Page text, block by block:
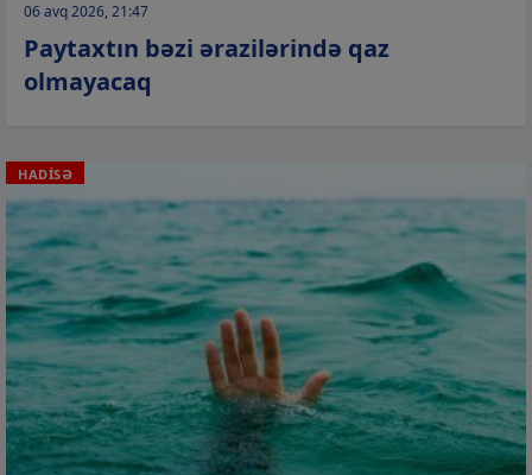
06 avq 2026, 21:47
Paytaxtın bəzi ərazilərində qaz
olmayacaq
HADİSƏ